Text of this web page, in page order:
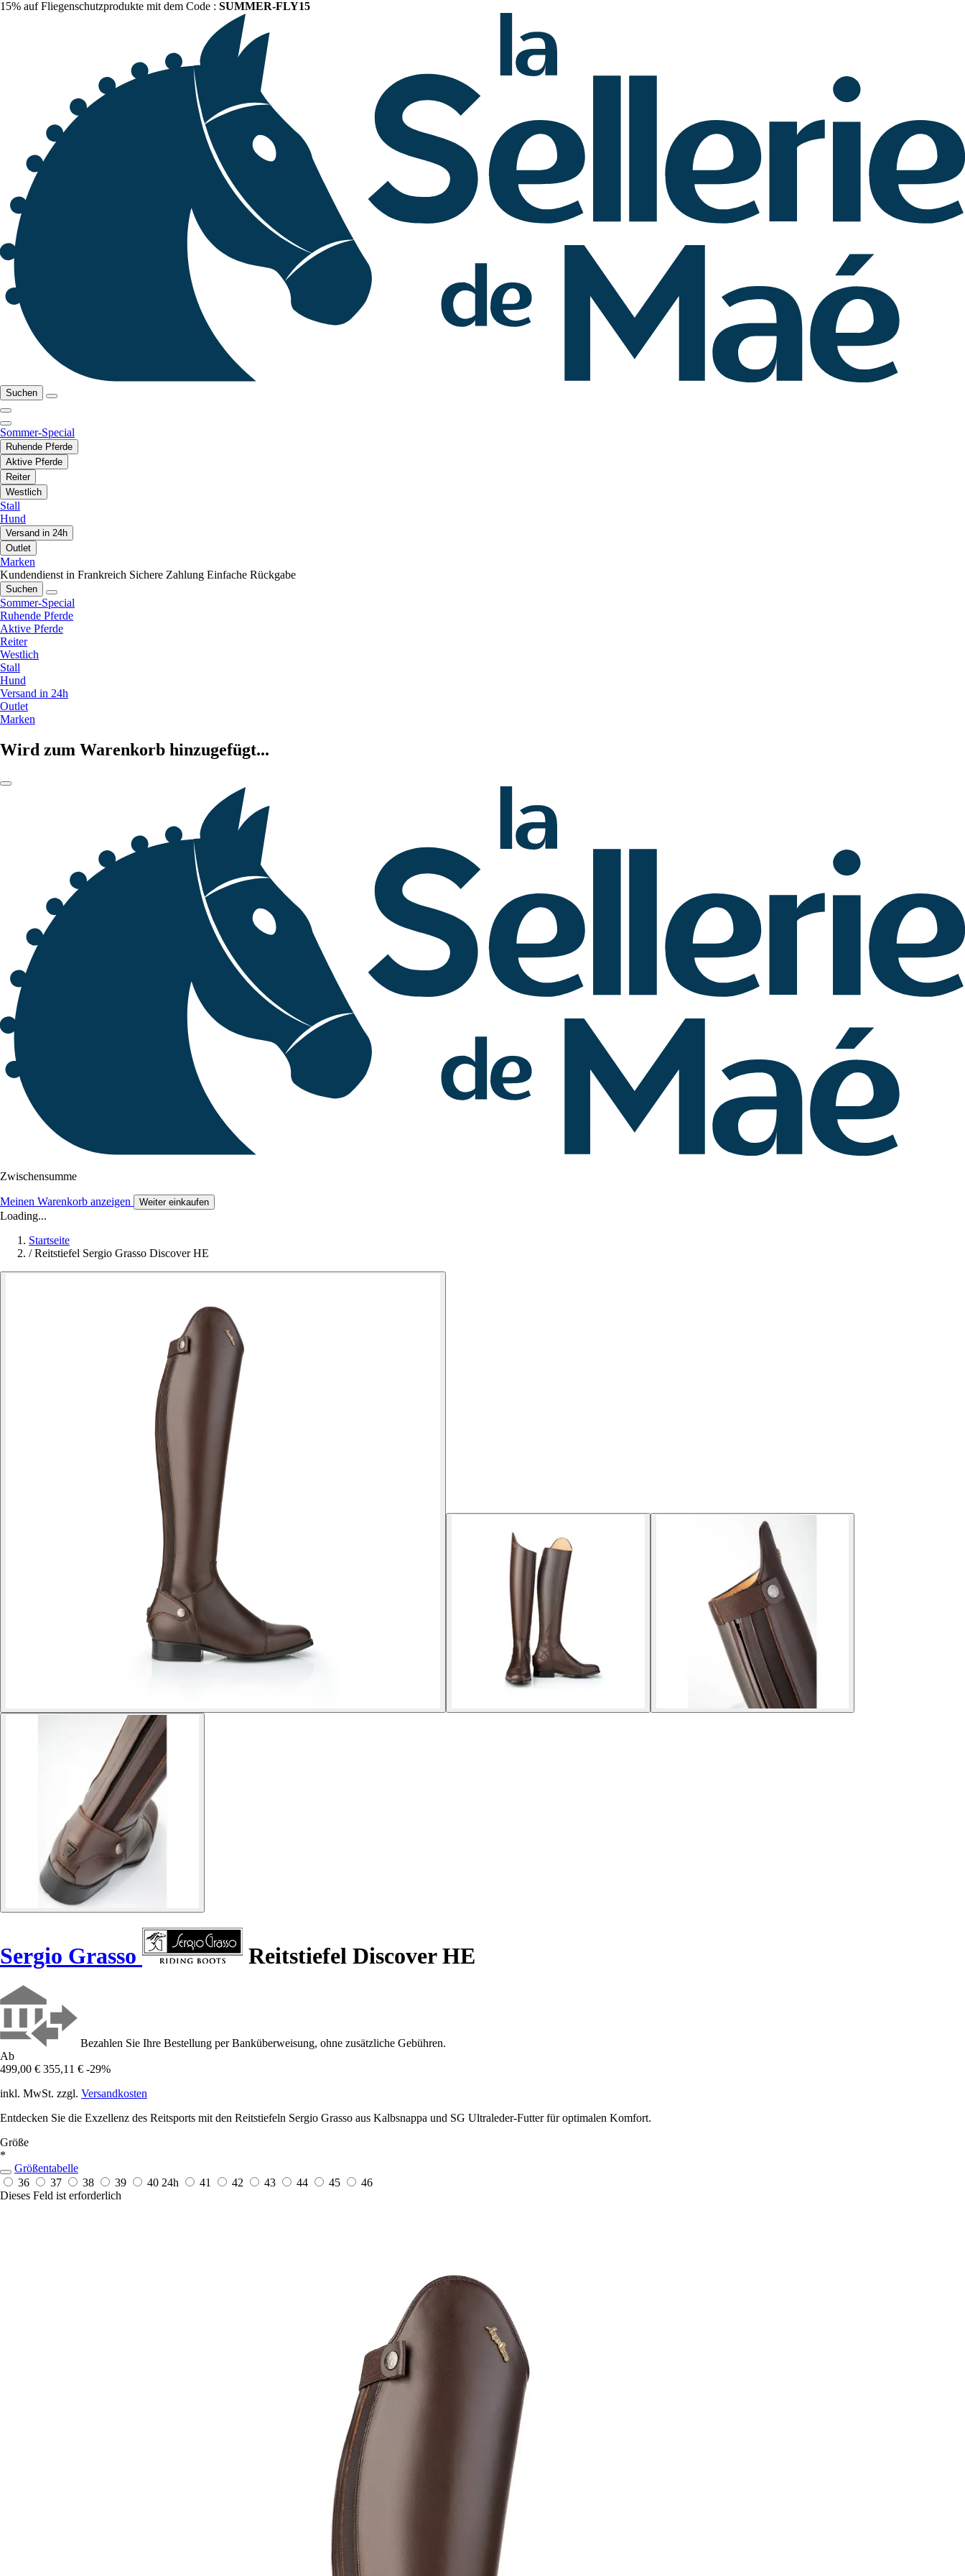
15% auf Fliegenschutzprodukte mit dem Code : SUMMER-FLY15
Suchen
Sommer-Special
Ruhende Pferde
Aktive Pferde
Reiter
Westlich
Stall
Hund
Versand in 24h
Outlet
Marken
Kundendienst in Frankreich Sichere Zahlung Einfache Rückgabe
Suchen
Sommer-Special
Ruhende Pferde
Aktive Pferde
Reiter
Westlich
Stall
Hund
Versand in 24h
Outlet
Marken
Wird zum Warenkorb hinzugefügt...
Zwischensumme
Meinen Warenkorb anzeigen Weiter einkaufen
Loading...
Startseite
/ Reitstiefel Sergio Grasso Discover HE
Sergio Grasso Reitstiefel Discover HE
Bezahlen Sie Ihre Bestellung per Banküberweisung, ohne zusätzliche Gebühren.
Ab
499,00 € 355,11 € -29%
inkl. MwSt. zzgl. Versandkosten
Entdecken Sie die Exzellenz des Reitsports mit den Reitstiefeln Sergio Grasso aus Kalbsnappa und SG Ultraleder-Futter für optimalen Komfort.
Größe
*
Größentabelle
36
37 38 39 40 24h 41 42 43 44 45
46
Dieses Feld ist erforderlich